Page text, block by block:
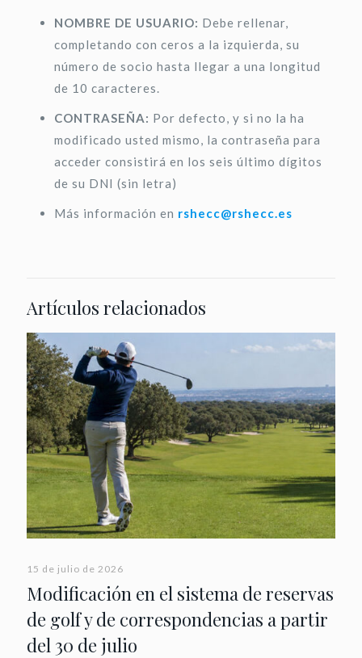
NOMBRE DE USUARIO: Debe rellenar,
completando con ceros a la izquierda, su
número de socio hasta llegar a una longitud
de 10 caracteres.
CONTRASEÑA: Por defecto, y si no la ha
modificado usted mismo, la contraseña para
acceder consistirá en los seis último dígitos
de su DNI (sin letra)
Más información en rshecc@rshecc.es
Artículos relacionados
15 de julio de 2026
Modificación en el sistema de reservas
de golf y de correspondencias a partir
del 30 de julio